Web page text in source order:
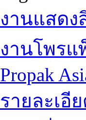
งานแสดง
งานโพรแ
Propak
รายละเอี